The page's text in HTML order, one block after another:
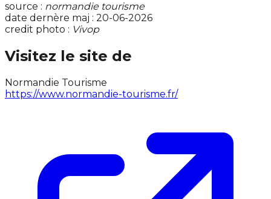
source : normandie tourisme
date dernère maj : 20-06-2026
credit photo : Vivop
Visitez le site de
Normandie Tourisme
https://www.normandie-tourisme.fr/